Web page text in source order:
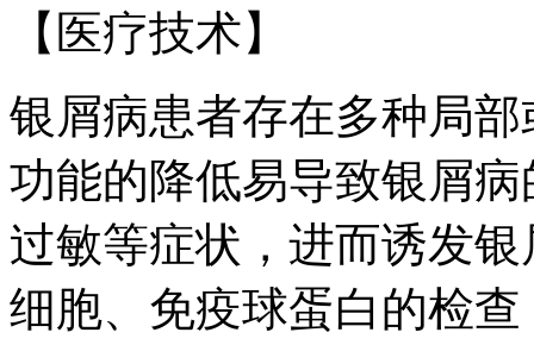
【医疗技术】
银屑病患者存在多种局
功能的降低易导致银屑
过敏等症状，进而诱发
细胞、免疫球蛋白的检